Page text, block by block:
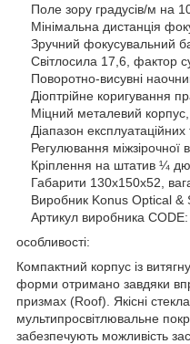
Поле зору градусів/м на
Мінімальна дистанція
Зручний фокусувальний
Світлосила 17,6, фактор
Поворотно-висувні
Діоптрійне коригування
Міцний металевий корпус,
Діапазон
Регулювання міжзірочної
Кріплення на штатив ¼
Габарити 130х150х52,
Виробник Konus Optical &
Артикул виробника
особливості:
Компактний корпус із
форми отримано завдяки
призмах (Roof). Якісні
мультипросвітлювальне
забезпечують можливість